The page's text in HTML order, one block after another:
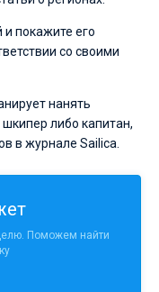
покажите его
со своими
нанять
либо капитан,
в журнале Sailica.
Поможем найти